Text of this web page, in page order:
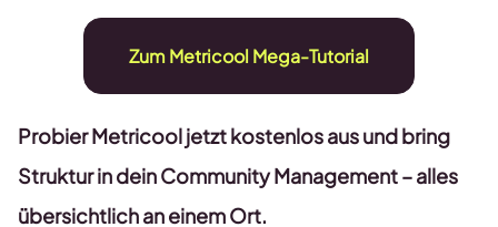
Zum Metricool Mega-Tutorial
Probier Metricool jetzt kostenlos aus und bring
Struktur in dein Community Management – alles
übersichtlich an einem Ort.